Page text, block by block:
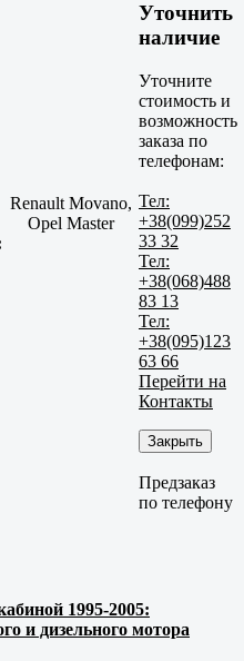
Renault Movano,
Opel Master
Уточнить
наличие
Уточните
стоимость и
возможность
заказа по
телефонам:
Тел:
+38(099)252
33 32
Тел:
+38(068)488
83 13
Тел:
+38(095)123
63 66
Перейти на
Контакты
Закрыть
Предзаказ
по телефону
1995-2005:
и дизельного мотора